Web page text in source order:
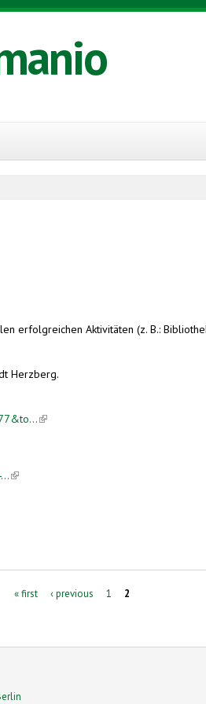
erfolgreichen Aktivitäten (z. B.:
Herzberg.
(link is external)
(link is external)
« first ‹ previous 1 2